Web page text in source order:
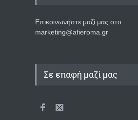
Επικοινωνήστε μαζί μας στο
marketing@afieroma.gr
Σε επαφή μαζί μας